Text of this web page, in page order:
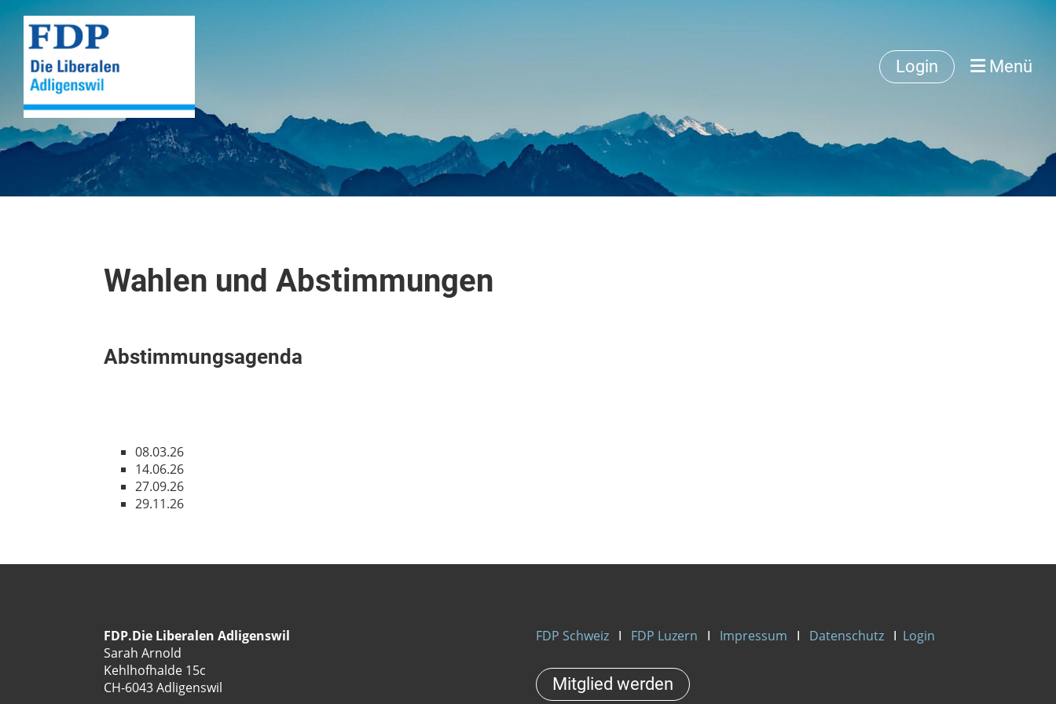
Login Menü
Wahlen und Abstimmungen
Abstimmungsagenda
08.03.26
14.06.26
27.09.26
29.11.26
FDP.Die Liberalen Adligenswil
Sarah Arnold
Kehlhofhalde 15c
CH-6043 Adligenswil
FDP SchweizΙ FDP Luzern Ι Impressum Ι DatenschutzΙ Login
Mitglied werden